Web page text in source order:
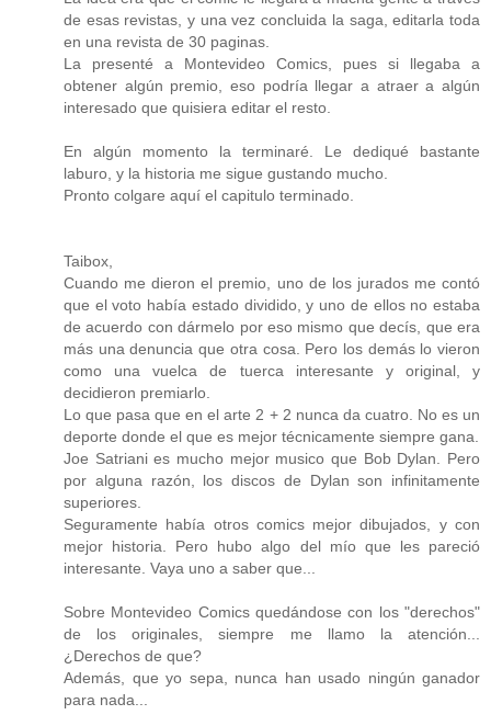
de esas revistas, y una vez concluida la saga, editarla toda
en una revista de 30 paginas.
La presenté a Montevideo Comics, pues si llegaba a
obtener algún premio, eso podría llegar a atraer a algún
interesado que quisiera editar el resto.
En algún momento la terminaré. Le dediqué bastante
laburo, y la historia me sigue gustando mucho.
Pronto colgare aquí el capitulo terminado.
Taibox,
Cuando me dieron el premio, uno de los jurados me contó
que el voto había estado dividido, y uno de ellos no estaba
de acuerdo con dármelo por eso mismo que decís, que era
más una denuncia que otra cosa. Pero los demás lo vieron
como una vuelca de tuerca interesante y original, y
decidieron premiarlo.
Lo que pasa que en el arte 2 + 2 nunca da cuatro. No es un
deporte donde el que es mejor técnicamente siempre gana.
Joe Satriani es mucho mejor musico que Bob Dylan. Pero
por alguna razón, los discos de Dylan son infinitamente
superiores.
Seguramente había otros comics mejor dibujados, y con
mejor historia. Pero hubo algo del mío que les pareció
interesante. Vaya uno a saber que...
Sobre Montevideo Comics quedándose con los "derechos"
de los originales, siempre me llamo la atención...
¿Derechos de que?
Además, que yo sepa, nunca han usado ningún ganador
para nada...